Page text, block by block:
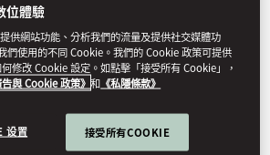
供一系列舒適寫意
，不論是療癒按
力的身體護理療
養的面部護理，所
位體驗
供網站功能、分析我們的流量及提供社交媒體功
們使用的不同 Cookie。我們的 Cookie 政策可提供
修改 Cookie 設定。如點擊「接受所有 Cookie」，
告與 Cookie 政策》 和 《私隱條款》
设置 接受所有COOKIE